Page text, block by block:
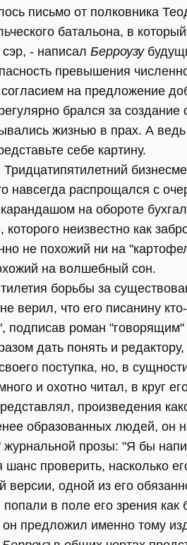
письмо от полковника
батальона, в
- написал Берроузу
превышения
согласием на предложение
брался за создание
жизнью в прах. А
себе картину.
Тридцатипятилетний
навсегда распрощался с
на обороте
которого неизвестно как
не похожий ни на
на волшебный сон.
борьбы за
верил, что его писанину
подписав роман
дать понять и
поступка, но, в
и охотно читал, в круг
произведения
образованных людей, он
прозы: "Я бы
шанс проверить, насколько
версии, одной из его
попали в поле его зрения
он предложил именно тому